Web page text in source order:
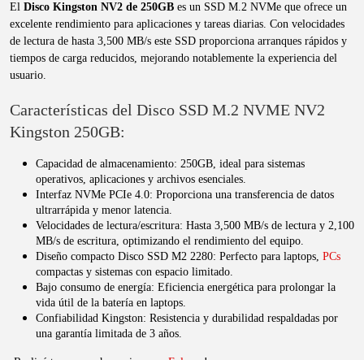
El Disco Kingston NV2 de 250GB es un SSD M.2 NVMe que ofrece un
excelente rendimiento para aplicaciones y tareas diarias. Con velocidades
de lectura de hasta 3,500 MB/s este SSD proporciona arranques rápidos y
tiempos de carga reducidos, mejorando notablemente la experiencia del
usuario.
Características del Disco SSD M.2 NVME NV2
Kingston 250GB:
Capacidad de almacenamiento: 250GB, ideal para sistemas
operativos, aplicaciones y archivos esenciales.
Interfaz NVMe PCIe 4.0: Proporciona una transferencia de datos
ultrarrápida y menor latencia.
Velocidades de lectura/escritura: Hasta 3,500 MB/s de lectura y 2,100
MB/s de escritura, optimizando el rendimiento del equipo.
Diseño compacto Disco SSD M2 2280: Perfecto para laptops, PCs
compactas y sistemas con espacio limitado.
Bajo consumo de energía: Eficiencia energética para prolongar la
vida útil de la batería en laptops.
Confiabilidad Kingston: Resistencia y durabilidad respaldadas por
una garantía limitada de 3 años.